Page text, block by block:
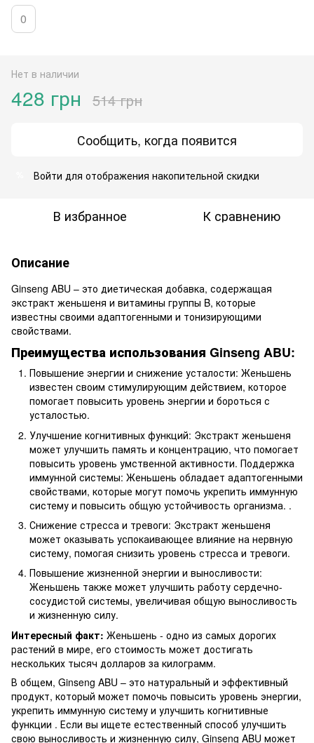
0
Нет в наличии
428 грн 514 грн
Сообщить, когда появится
Войти для отображения накопительной скидки
В избранное К сравнению
Описание
Ginseng ABU – это диетическая добавка, содержащая
экстракт женьшеня и витамины группы B, которые
известны своими адаптогенными и тонизирующими
свойствами.
Преимущества использования Ginseng ABU:
Повышение энергии и снижение усталости: Женьшень
известен своим стимулирующим действием, которое
помогает повысить уровень энергии и бороться с
усталостью.
Улучшение когнитивных функций: Экстракт женьшеня
может улучшить память и концентрацию, что помогает
повысить уровень умственной активности. Поддержка
иммунной системы: Женьшень обладает адаптогенными
свойствами, которые могут помочь укрепить иммунную
систему и повысить общую устойчивость организма. .
Снижение стресса и тревоги: Экстракт женьшеня
может оказывать успокаивающее влияние на нервную
систему, помогая снизить уровень стресса и тревоги.
Повышение жизненной энергии и выносливости:
Женьшень также может улучшить работу сердечно-
сосудистой системы, увеличивая общую выносливость
и жизненную силу.
Интересный факт: Женьшень - одно из самых дорогих
растений в мире, его стоимость может достигать
нескольких тысяч долларов за килограмм.
В общем, Ginseng ABU – это натуральный и эффективный
продукт, который может помочь повысить уровень энергии,
укрепить иммунную систему и улучшить когнитивные
функции . Если вы ищете естественный способ улучшить
свою выносливость и жизненную силу, Ginseng ABU может